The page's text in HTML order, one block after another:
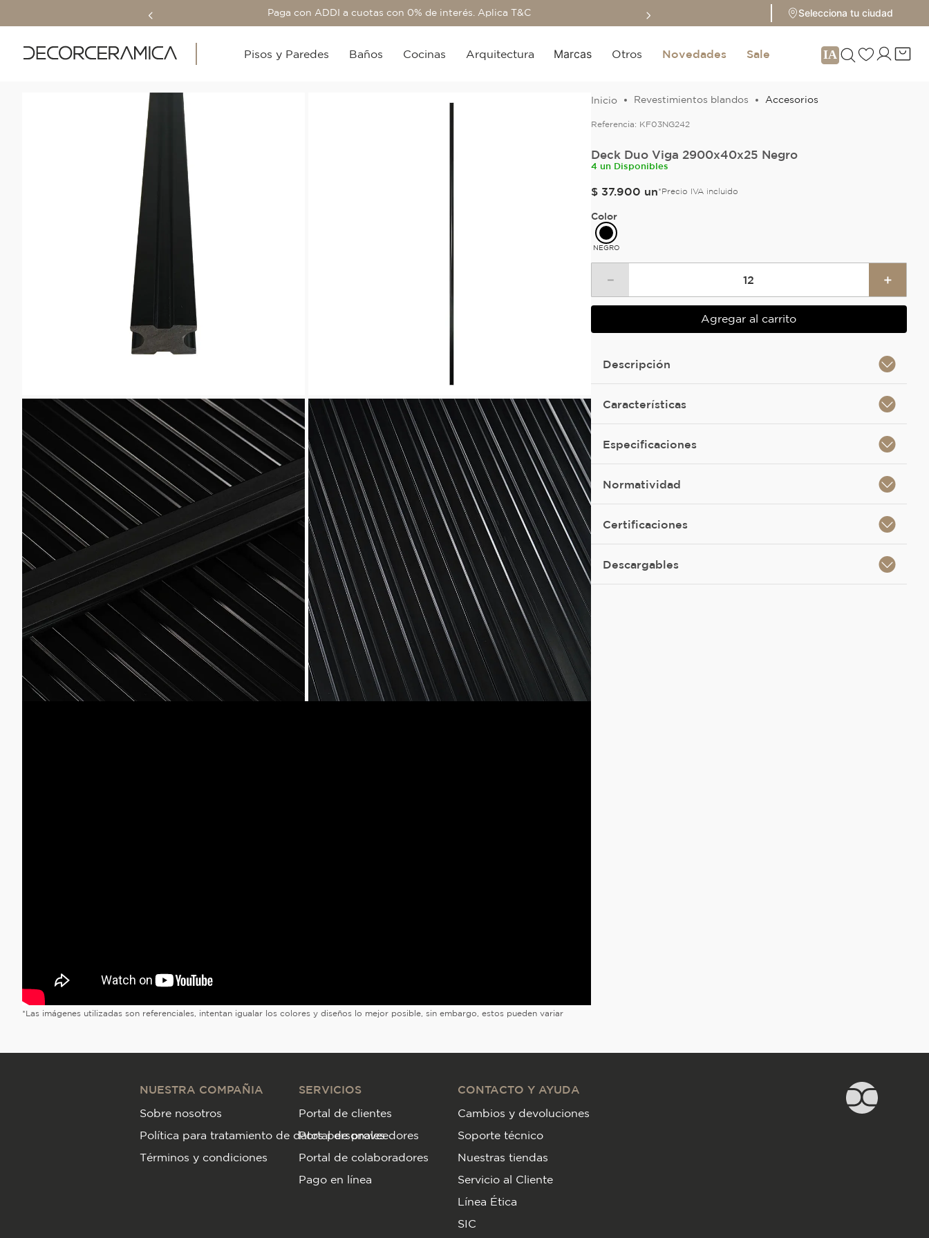
Paga con ADDI a cuotas con 0% de interés. Aplica T&C Sale hasta 70%
Selecciona tu ciudad
Pisos y Paredes Baños Cocinas Arquitectura Marcas Otros Novedades Sale
*Las imágenes utilizadas son referenciales, intentan igualar los colores y diseños lo mejor posible, sin embargo, estos pueden variar
Revestimientos blandos Accesorios
Referencia: KF03NG242
Deck Duo Viga 2900x40x25 Negro
4 un Disponibles
$ 37.900 un*Precio IVA incluido
Color
NEGRO
＋
－
Agregar al carrito
Descripción
Características
Especificaciones
Normatividad
Certificaciones
Descargables
NUESTRA COMPAÑIA
Sobre nosotros
Política para tratamiento de datos personales
Términos y condiciones
SERVICIOS
Portal de clientes
Portal de proveedores
Portal de colaboradores
Pago en línea
CONTACTO Y AYUDA
Cambios y devoluciones
Soporte técnico
Nuestras tiendas
Servicio al Cliente
Línea Ética
SIC